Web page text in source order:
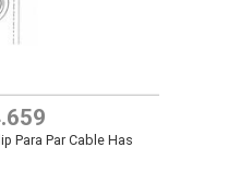
Para Par Cable Has